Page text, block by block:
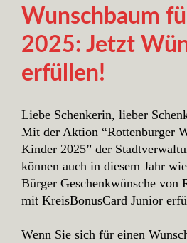
Wunschbaum
2025: Jetzt
erfüllen!
Liebe Schenkerin, lieber
Mit der Aktion “Rottenburger
Kinder 2025” der
können auch in diesem Jahr
Bürger Geschenkwünsche von
mit KreisBonusCard Junior
Wenn Sie sich für einen